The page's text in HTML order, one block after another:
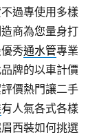
過專使用多樣
商為您量身打
秀通水管專業
牌的以車計價
價熱門讓二手
有人氣各式各樣
西裝如何挑選